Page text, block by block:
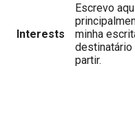
Interests
Escrevo
minha
destinatário
partir.